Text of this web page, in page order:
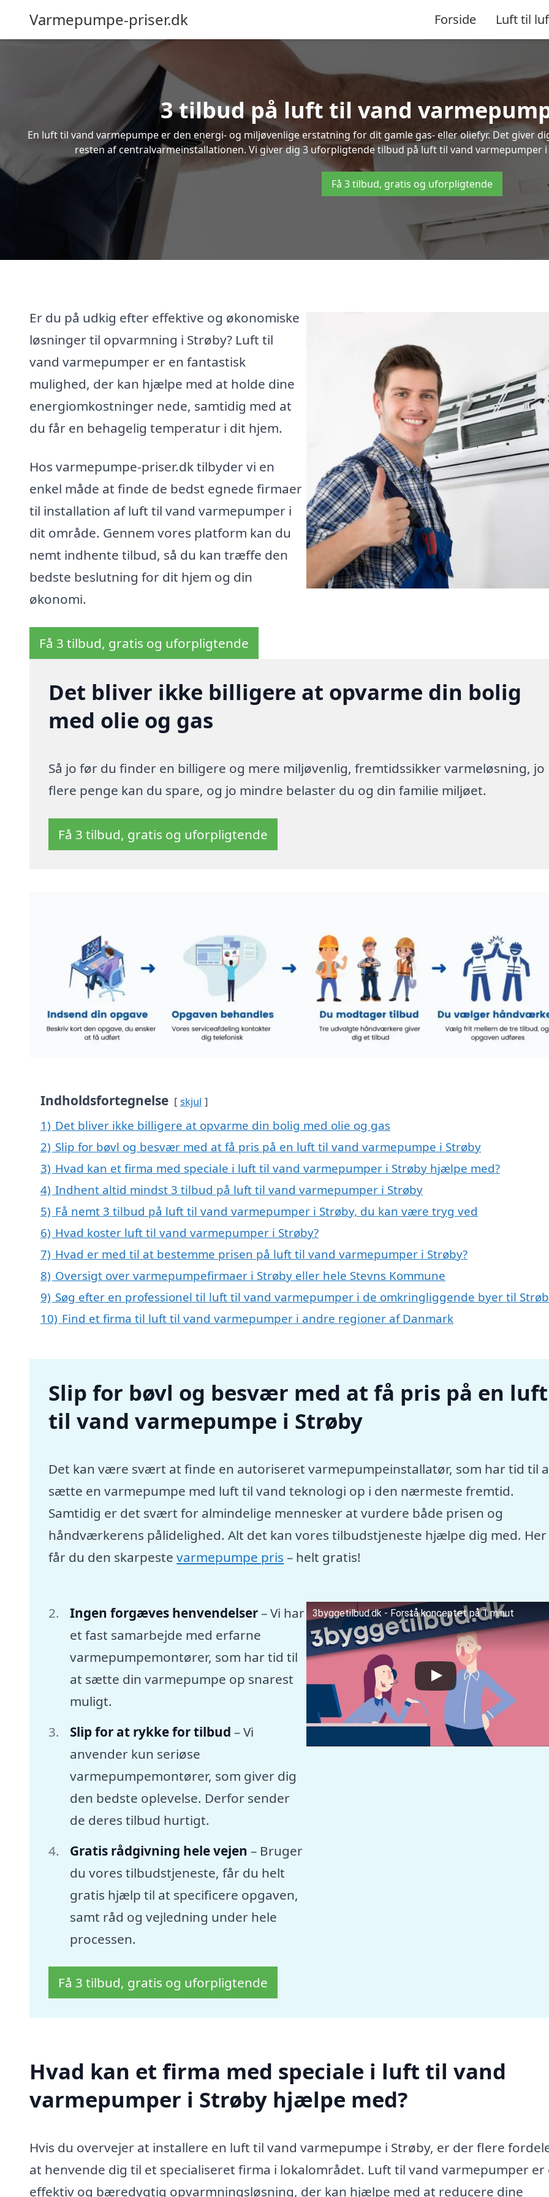
Varmepumpe-priser.dk Forside Luft til
3 tilbud på luft til vand
En luft til vand varmepumpe er den energi- og miljøvenlige erstatning for dit gamle gas- eller oliefyr. Det giver
resten af centralvarmeinstallationen. Vi giver dig 3 uforpligtende tilbud på luft til vand varmepumper
Få 3 tilbud, gratis og uforpligtende
Er du på udkig efter effektive og økonomiske
løsninger til opvarmning i Strøby? Luft til
vand varmepumper er en fantastisk
mulighed, der kan hjælpe med at holde dine
energiomkostninger nede, samtidig med at
du får en behagelig temperatur i dit hjem.
Hos varmepumpe-priser.dk tilbyder vi en
enkel måde at finde de bedst egnede firmaer
til installation af luft til vand varmepumper i
dit område. Gennem vores platform kan du
nemt indhente tilbud, så du kan træffe den
bedste beslutning for dit hjem og din
økonomi.
Få 3 tilbud, gratis og uforpligtende
Det bliver ikke billigere at opvarme din bolig
med olie og gas
Så jo før du finder en billigere og mere miljøvenlig, fremtidssikker varmeløsning, jo
flere penge kan du spare, og jo mindre belaster du og din familie miljøet.
Få 3 tilbud, gratis og uforpligtende
Indholdsfortegnelse skjul
1) Det bliver ikke billigere at opvarme din bolig med olie og gas
2) Slip for bøvl og besvær med at få pris på en luft til vand varmepumpe i Strøby
3) Hvad kan et firma med speciale i luft til vand varmepumper i Strøby hjælpe med?
4) Indhent altid mindst 3 tilbud på luft til vand varmepumper i Strøby
5) Få nemt 3 tilbud på luft til vand varmepumper i Strøby, du kan være tryg ved
6) Hvad koster luft til vand varmepumper i Strøby?
7) Hvad er med til at bestemme prisen på luft til vand varmepumper i Strøby?
8) Oversigt over varmepumpefirmaer i Strøby eller hele Stevns Kommune
9) Søg efter en professionel til luft til vand varmepumper i de omkringliggende byer til
10) Find et firma til luft til vand varmepumper i andre regioner af Danmark
Slip for bøvl og besvær med at få pris på en luft
til vand varmepumpe i Strøby
Det kan være svært at finde en autoriseret varmepumpeinstallatør, som har tid til
sætte en varmepumpe med luft til vand teknologi op i den nærmeste fremtid.
Samtidig er det svært for almindelige mennesker at vurdere både prisen og
håndværkerens pålidelighed. Alt det kan vores tilbudstjeneste hjælpe dig med. Her
får du den skarpestevarmepumpe pris – helt gratis!
Ingen forgæves henvendelser– Vi har
et fast samarbejde med erfarne
varmepumpemontører, som har tid til
at sætte din varmepumpe op snarest
muligt.
Slip for at rykke for tilbud – Vi
anvender kun seriøse
varmepumpemontører, som giver dig
den bedste oplevelse. Derfor sender
de deres tilbud hurtigt.
Gratis rådgivning hele vejen – Bruger
du vores tilbudstjeneste, får du helt
gratis hjælp til at specificere opgaven,
samt råd og vejledning under hele
processen.
3byggetilbud.dk - Forstå konceptet på 1 minut
Få 3 tilbud, gratis og uforpligtende
Hvad kan et firma med speciale i luft til vand
varmepumper i Strøby hjælpe med?
Hvis du overvejer at installere en luft til vand varmepumpe i Strøby, er der flere
at henvende dig til et specialiseret firma i lokalområdet. Luft til vand varmepumper er
effektiv og bæredygtig opvarmningsløsning, der kan hjælpe med at reducere dine